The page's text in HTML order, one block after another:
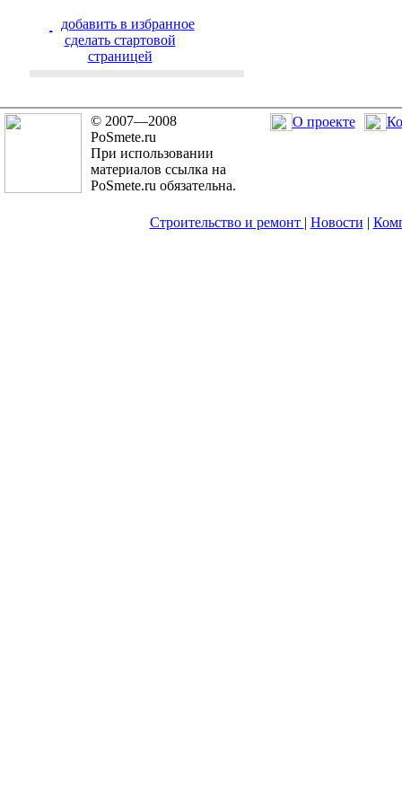
добавить в избранное
cделать стартовой
страницей
© 2007—2008
PoSmete.ru
При использовании
материалов ссылка на
PoSmete.ru обязательна.
О проекте
Строительство и ремонт | Новости |